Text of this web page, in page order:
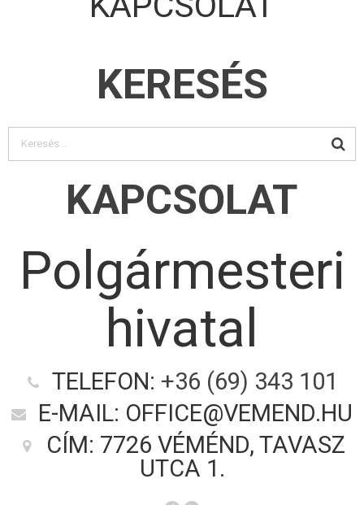
KERESÉS
KAPCSOLAT
Polgármesteri
hivatal
TELEFON: +36 (69) 343 101
E-MAIL: OFFICE@VEMEND.HU
CÍM: 7726 VÉMÉND, TAVASZ
UTCA 1.